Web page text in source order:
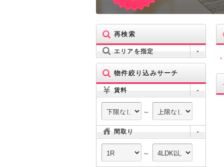
再検索
エリアを指定
物件絞り込みサーチ
賃料
～
間取り
～